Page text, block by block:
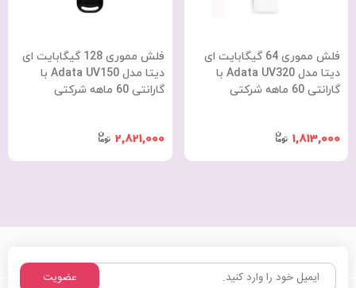
فلش مموری 64 گیگابایت ای
دیتا مدل Adata UV320 با
گارانتی 60 ماهه شرکتی
1,813,000
فلش مموری 128 گیگابایت ای
دیتا مدل Adata UV150 با
گارانتی 60 ماهه شرکتی
2,821,000
عضویت